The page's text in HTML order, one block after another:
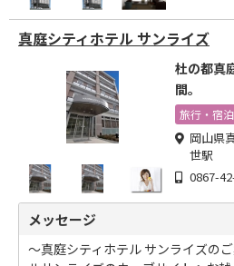
真庭シティホテル サンライズ
杜の都真
間。
旅行・宿泊
岡山県
世駅
0867-
メッセージ
～真庭シティホテル サンライズの